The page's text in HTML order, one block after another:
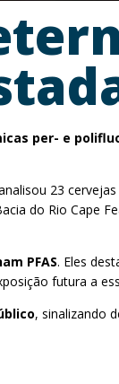
per- e
23
do Rio Cape
PFAS. Eles
futura a
, sinalizando